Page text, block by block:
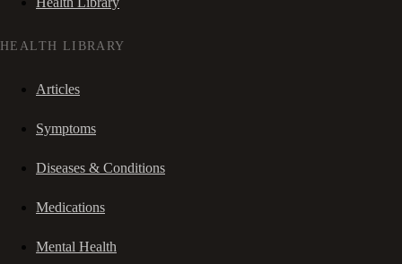
HEALTH LIBRARY
Articles
Symptoms
Diseases & Conditions
Medications
Mental Health